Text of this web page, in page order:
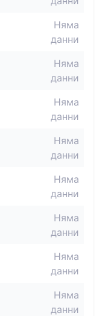
Няма
данни
Няма
данни
Няма
данни
Няма
данни
Няма
данни
Няма
данни
Няма
данни
Няма
данни